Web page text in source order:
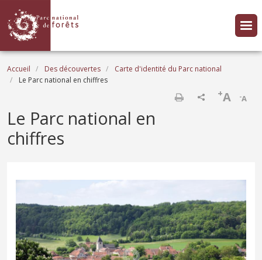
Fil d'Ariane
Accueil Des découvertes
Carte d'identité du Parc national
Le Parc national en chiffres
-A
+A
Le Parc national en
chiffres